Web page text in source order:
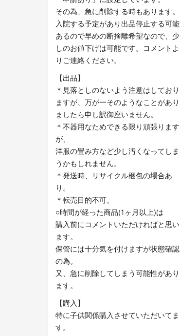
その為、急に削除する時もあります。
入院する予定があり出品停止する可能
あるので早めの断捨離希望なので、少
しのお値下げは可能です。コメントよ
りご連絡ください。
【出品】
＊見落としのないよう注意はしており
ますが、万が一そのようなことがあり
ましたら申し訳御座いません。
＊不器用なためできる限り頑張ります
が、
洋服の畳み方など少し汚くなってしま
うかもしれません。
＊発送時、リサイクル梱包の場合あ
り。
＊転売目的不可。
○時間が経った商品(1ヶ月以上)は
購入前にコメントいただければと思い
ます。
保管には十分気を付けますが状態確認
の為。
又、急に削除してしまう可能性があり
ます。
【購入】
特に子供関係購入させていただいてま
す。